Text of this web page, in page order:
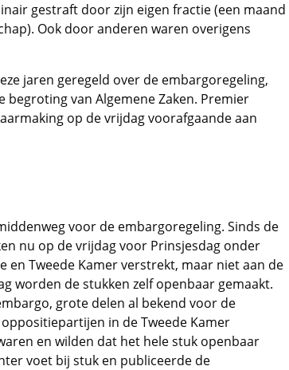
gestraft door zijn eigen fractie (een maand
Ook door anderen waren overigens
jaren geregeld over de embargoregeling,
begroting van Algemene Zaken. Premier
op de vrijdag voorafgaande aan
voor de embargoregeling. Sinds de
nu op de vrijdag voor Prinsjesdag onder
en Tweede Kamer verstrekt, maar niet aan de
worden de stukken zelf openbaar gemaakt.
grote delen al bekend voor de
in de Tweede Kamer
en wilden dat het hele stuk openbaar
voet bij stuk en publiceerde de